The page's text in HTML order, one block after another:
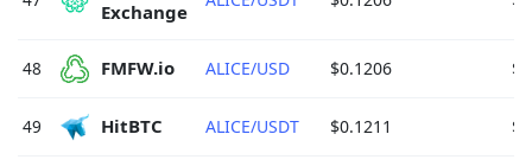
Exchange
48 FMFW.io ALICE/USD $0.1206
49 HitBTC ALICE/USDT $0.1211